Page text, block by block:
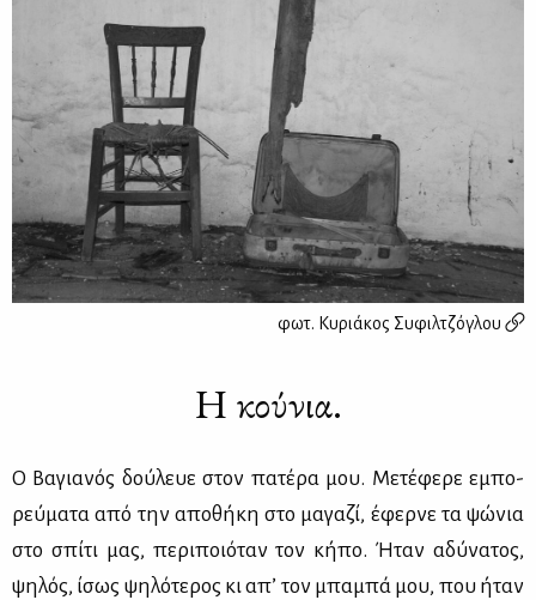
φωτ. Κυριάκος Συφιλτζόγλου
Η κούνια.
Ο Βα­για­νός δού­λευε στον πα­τέ­ρα μου. Με­τέ­φε­ρε εμπο­
ρεύ­μα­τα από την απο­θή­κη στο μα­γα­ζί, έφερ­νε τα ψώ­νια
στο σπί­τι μας, πε­ρι­ποιό­ταν τον κή­πο. Ήταν αδύ­να­τος,
ψη­λός, ίσως ψη­λό­τε­ρος κι απ’ τον μπα­μπά μου, που ήταν